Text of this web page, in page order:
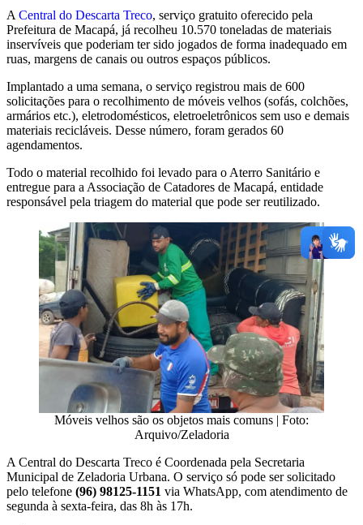
A Central do Descarta Treco, serviço gratuito oferecido pela
Prefeitura de Macapá, já recolheu 10.570 toneladas de materiais
inservíveis que poderiam ter sido jogados de forma inadequado em
ruas, margens de canais ou outros espaços públicos.
Implantado a uma semana, o serviço registrou mais de 600
solicitações para o recolhimento de móveis velhos (sofás, colchões,
armários etc.), eletrodomésticos, eletroeletrônicos sem uso e demais
materiais recicláveis. Desse número, foram gerados 60
agendamentos.
Todo o material recolhido foi levado para o Aterro Sanitário e
entregue para a Associação de Catadores de Macapá, entidade
responsável pela triagem do material que pode ser reutilizado.
Móveis velhos são os objetos mais comuns | Foto:
Arquivo/Zeladoria
A Central do Descarta Treco é Coordenada pela Secretaria
Municipal de Zeladoria Urbana. O serviço só pode ser solicitado
pelo telefone (96) 98125-1151 via WhatsApp, com atendimento de
segunda à sexta-feira, das 8h às 17h.